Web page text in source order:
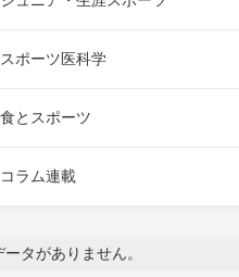
スポーツ医科学
食とスポーツ
コラム連載
タがありません。